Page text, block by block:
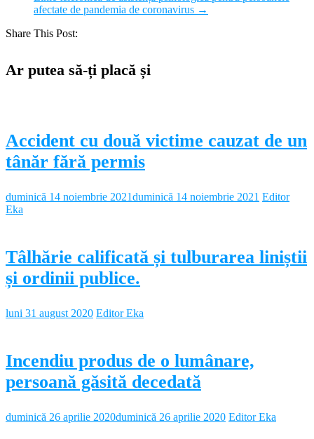
afectate de pandemia de coronavirus →
Share This Post:
Ar putea să-ți placă și
Accident cu două victime cauzat de un
tânăr fără permis
duminică 14 noiembrie 2021duminică 14 noiembrie 2021 Editor
Eka
Tâlhărie calificată și tulburarea liniștii
și ordinii publice.
luni 31 august 2020 Editor Eka
Incendiu produs de o lumânare,
persoană găsită decedată
duminică 26 aprilie 2020duminică 26 aprilie 2020 Editor Eka